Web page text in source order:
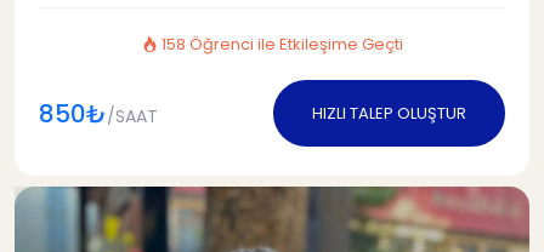
158 Öğrenci ile Etkileşime Geçti
850₺/SAAT HIZLI TALEP OLUŞTUR